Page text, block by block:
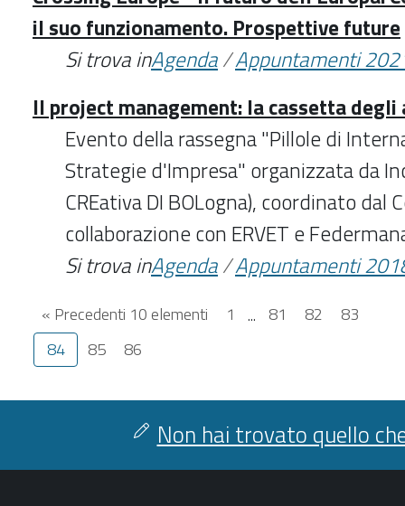
il suo funzionamento. Prospettive future
Si trova inAgenda/Appuntamenti
Il project management: la cassetta
Evento della rassegna "Pillole di
Strategie d'Impresa" organizzata da
CREativa DI BOLogna), coordinato dal
collaborazione con ERVET e
Si trova inAgenda/Appuntamenti
« Precedenti 10 elementi 1 ... 81 82
83
84
85 86
Non hai trovato quello